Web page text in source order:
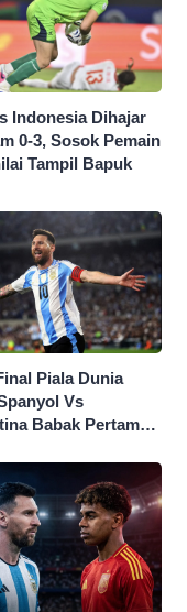
Indonesia Dihajar
0-3, Sosok Pemain
Tampil Bapuk
Piala Dunia
Vs
Babak Pertama